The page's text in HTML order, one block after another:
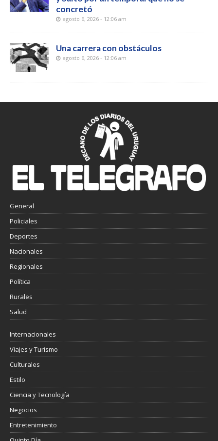
concretó
agosto 6, 2026 - 12:06 am
Una carrera con obstáculos
agosto 6, 2026 - 12:06 am
General
Policiales
Deportes
Nacionales
Regionales
Política
Rurales
Salud
Internacionales
Viajes y Turismo
Culturales
Estilo
Ciencia y Tecnología
Negocios
Entretenimiento